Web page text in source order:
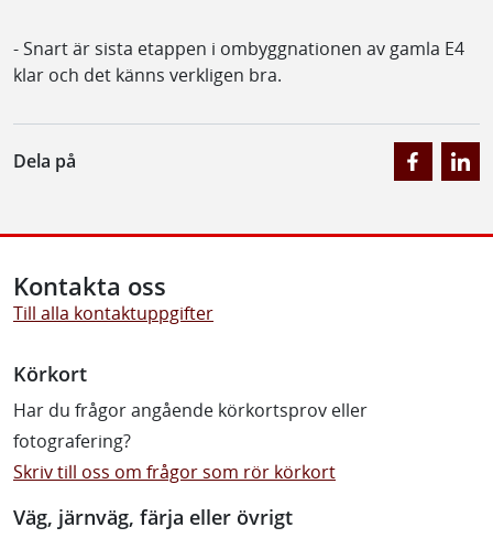
- Snart är sista etappen i ombyggnationen av gamla E4
klar och det känns verkligen bra.
Dela på
Kontakta oss
Till alla kontaktuppgifter
Körkort
Har du frågor angående körkortsprov eller
fotografering?
Skriv till oss om frågor som rör körkort
Väg, järnväg, färja eller övrigt